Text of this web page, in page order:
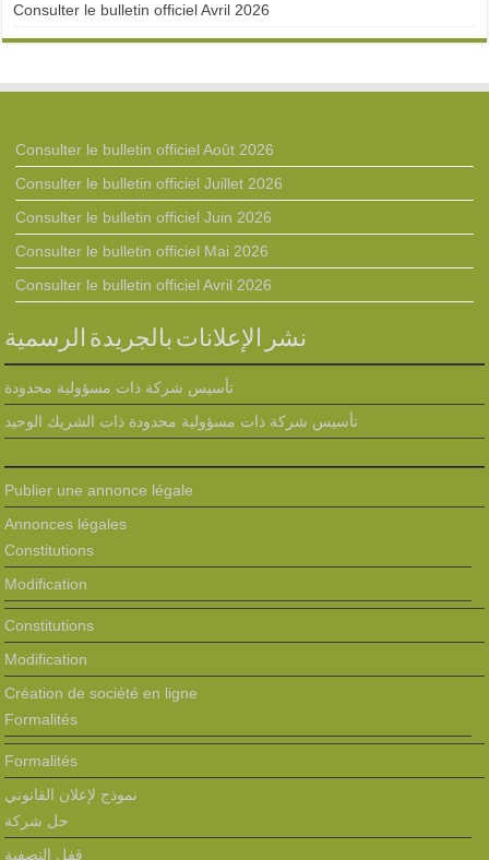
Consulter le bulletin officiel Avril 2026
Consulter le bulletin officiel Août 2026
Consulter le bulletin officiel Juillet 2026
Consulter le bulletin officiel Juin 2026
Consulter le bulletin officiel Mai 2026
Consulter le bulletin officiel Avril 2026
نشر الإعلانات بالجريدة الرسمية
تأسيس شركة ذات مسؤولية محدودة
تأسيس شركة ذات مسؤولية محدودة ذات الشريك الوحيد
Publier une annonce légale
Annonces légales
Constitutions
Modification
Constitutions
Modification
Création de société en ligne
Formalités
Formalités
نموذج لإعلان القانوني
حل شركة
قفل التصفية